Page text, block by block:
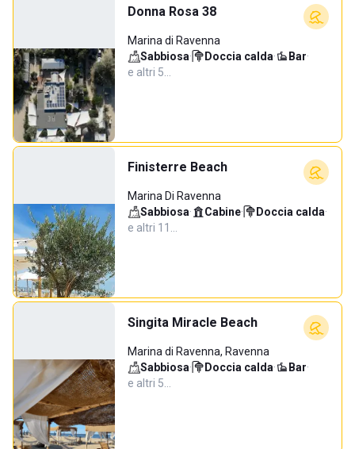
Donna Rosa 38
Marina di Ravenna
Sabbiosa· Doccia calda· Bar·
e altri 5…
Finisterre Beach
Marina Di Ravenna
Sabbiosa· Cabine· Doccia calda·
e altri 11…
Singita Miracle Beach
Marina di Ravenna, Ravenna
Sabbiosa· Doccia calda· Bar·
e altri 5…